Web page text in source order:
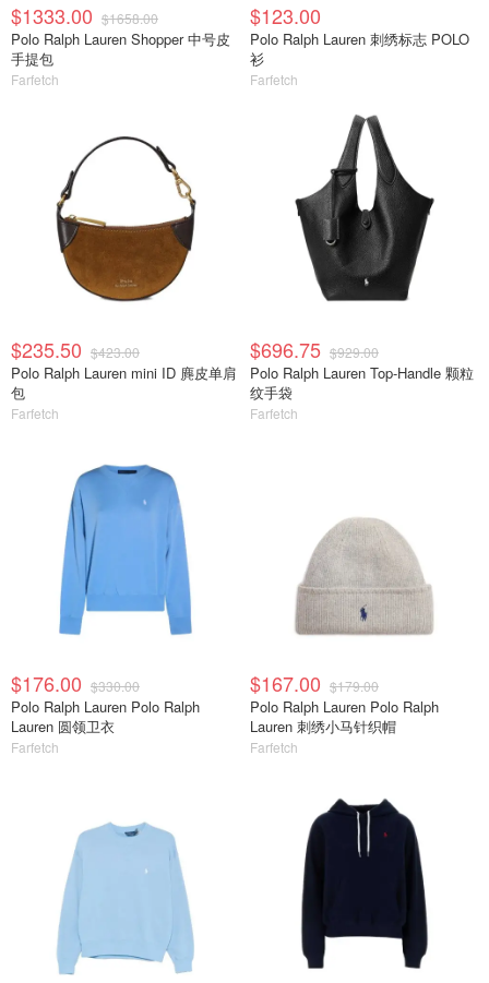
$1333.00 $1658.00
Polo Ralph Lauren Shopper 中号皮
手提包
Farfetch
$123.00
Polo Ralph Lauren 刺绣标志 POLO
衫
Farfetch
$235.50 $423.00
Polo Ralph Lauren mini ID 麂皮单肩
包
Farfetch
$696.75 $929.00
Polo Ralph Lauren Top-Handle 颗粒
纹手袋
Farfetch
$176.00 $330.00
Polo Ralph Lauren Polo Ralph
Lauren 圆领卫衣
Farfetch
$167.00 $179.00
Polo Ralph Lauren Polo Ralph
Lauren 刺绣小马针织帽
Farfetch